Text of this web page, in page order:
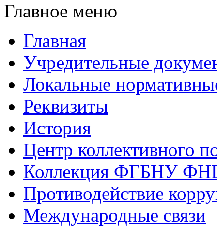
Главное меню
Главная
Учредительные
Локальные
Реквизиты
История
Центр коллективного
Коллекция ФГБНУ
Противодействие
Международные связи